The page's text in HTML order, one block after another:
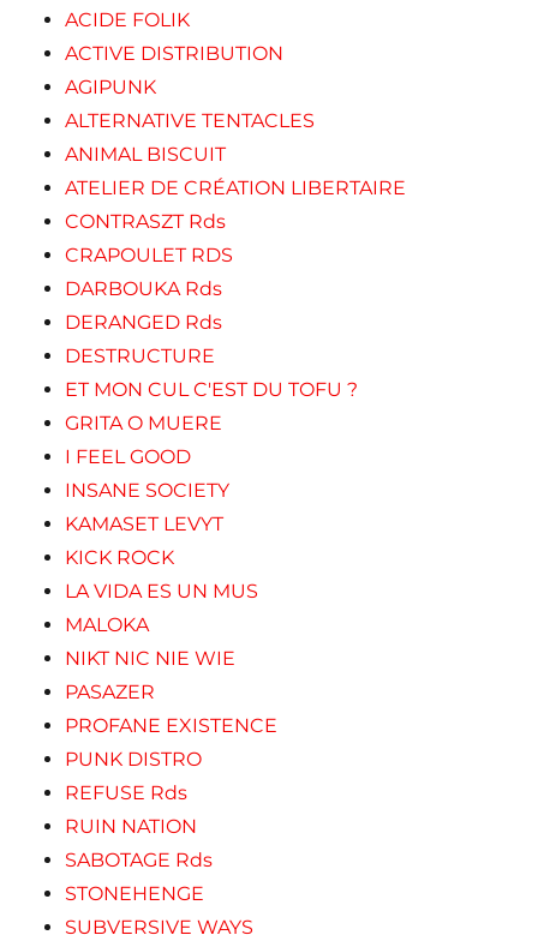
ACIDE FOLIK
ACTIVE DISTRIBUTION
AGIPUNK
ALTERNATIVE TENTACLES
ANIMAL BISCUIT
ATELIER DE CRÉATION LIBERTAIRE
CONTRASZT Rds
CRAPOULET RDS
DARBOUKA Rds
DERANGED Rds
DESTRUCTURE
ET MON CUL C'EST DU TOFU ?
GRITA O MUERE
I FEEL GOOD
INSANE SOCIETY
KAMASET LEVYT
KICK ROCK
LA VIDA ES UN MUS
MALOKA
NIKT NIC NIE WIE
PASAZER
PROFANE EXISTENCE
PUNK DISTRO
REFUSE Rds
RUIN NATION
SABOTAGE Rds
STONEHENGE
SUBVERSIVE WAYS